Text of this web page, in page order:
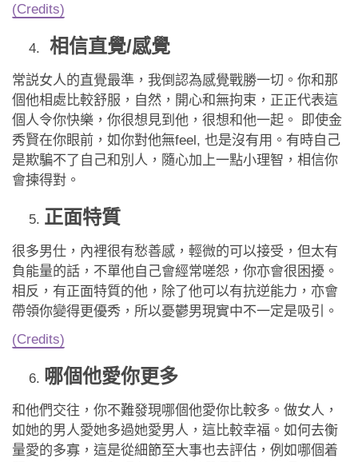
(Credits)
相信直覺/感覺
常説女人的直覺最準，我倒認為感覺戰勝一切。你和那
個他相處比較舒服，自然，開心和無拘束，正正代表這
個人令你快樂，你很想見到他，很想和他一起。 即使金
秀賢在你眼前，如你對他無feel, 也是沒有用。有時自己
是欺騙不了自己和別人，隨心加上一點小理智，相信你
會揀得對。
正面特質
很多男仕，內裡很有愁善感，輕微的可以接受，但太有
負能量的話，不單他自己會經常嗟怨，你亦會很困擾。
相反，有正面特質的他，除了他可以有抗逆能力，亦會
帶領你變得更優秀，所以憂鬱男現實中不一定是吸引。
(Credits)
哪個他愛你更多
和他們交往，你不難發現哪個他愛你比較多。做女人，
如她的男人愛她多過她愛男人，這比較幸福。如何去衡
量愛的多寡，這是從細節至大事也去評估，例如哪個着